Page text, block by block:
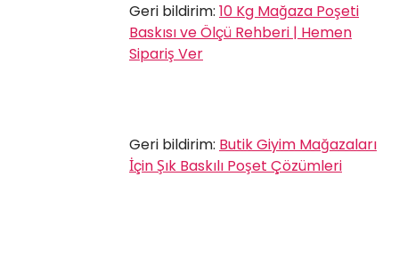
Geri bildirim: 10 Kg Mağaza Poşeti
Baskısı ve Ölçü Rehberi | Hemen
Sipariş Ver
Geri bildirim: Butik Giyim Mağazaları
İçin Şık Baskılı Poşet Çözümleri